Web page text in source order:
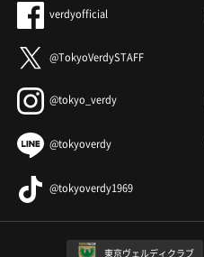
verdyofficial
@TokyoVerdySTAFF
@tokyo_verdy
@tokyoverdy
@tokyoverdy1969
東京ヴェルディクラブ